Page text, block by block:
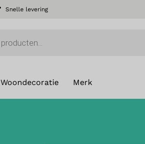
Snelle levering
Woondecoratie Merk